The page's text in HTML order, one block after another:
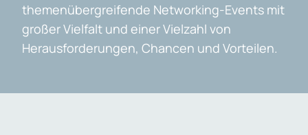
themenübergreifende Networking-Events mit
großer Vielfalt und einer Vielzahl von
Herausforderungen, Chancen und Vorteilen.